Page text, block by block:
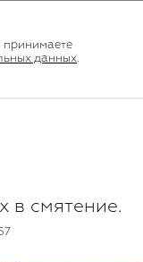
принимаете
данных.
в смятение.